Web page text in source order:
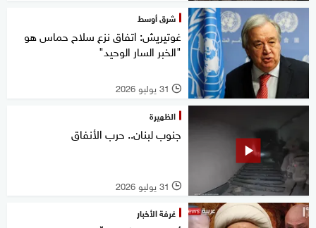
شرق أوسط
غوتيريش: اتفاق نزع سلاح حماس هو
"الخبر السار الوحيد"
l 31 يوليو 2026
الظهيرة
جنوب لبنان.. حرب الأنفاق
l 31 يوليو 2026
غرفة الأخبار